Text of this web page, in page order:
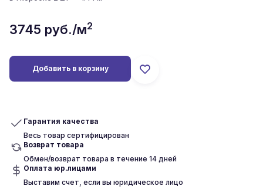
3745 руб./м2
Добавить в корзину
Гарантия качества
Весь товар сертифицирован
Возврат товара
Обмен/возврат товара в течение 14 дней
Оплата юр.лицами
Выставим счет, если вы юридическое лицо